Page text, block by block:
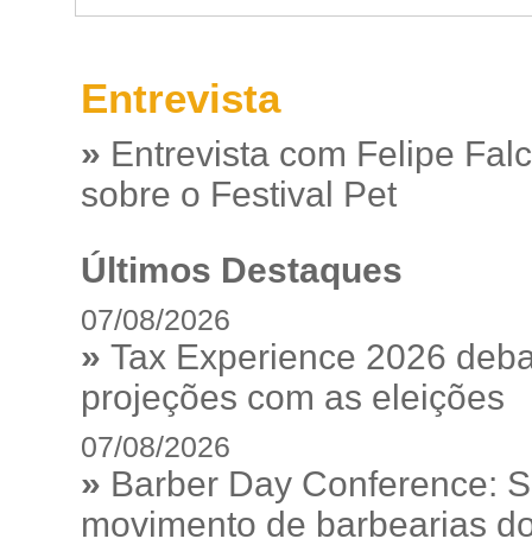
Entrevista
» Entrevista com Felipe
sobre o Festival Pet
Últimos Destaques
07/08/2026
» Tax Experience 2026
projeções com as eleições
07/08/2026
» Barber Day Conference:
movimento de barbearias